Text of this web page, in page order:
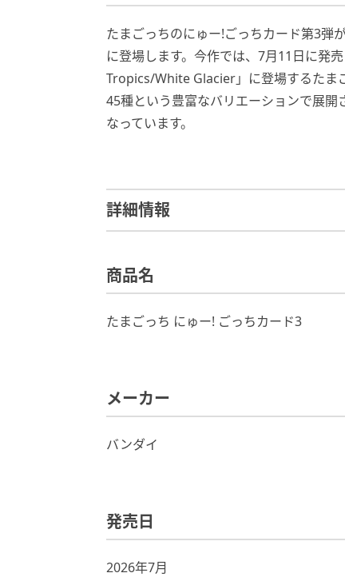
たまごっちのにゅー!ごっちカード第3弾
に登場します。今作では、7月11日に発
Tropics/White Glacier」に登場するたま
45種という豊富なバリエーションで展
なっています。
詳細情報
商品名
たまごっち にゅー! ごっちカード3
メーカー
バンダイ
発売日
2026年7月